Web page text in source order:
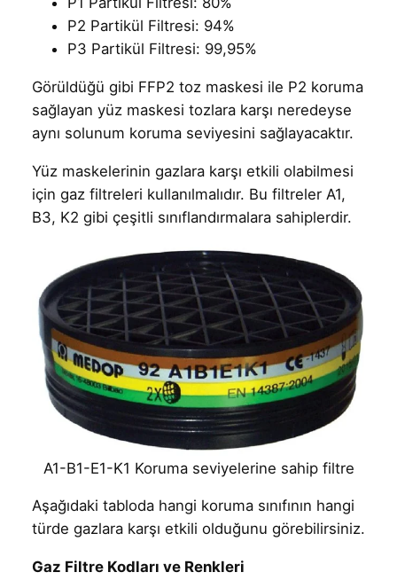
P2 Partikül Filtresi: 94%
P3 Partikül Filtresi: 99,95%
Görüldüğü gibi FFP2 toz maskesi ile P2 koruma
sağlayan yüz maskesi tozlara karşı neredeyse
aynı solunum koruma seviyesini sağlayacaktır.
Yüz maskelerinin gazlara karşı etkili olabilmesi
için gaz filtreleri kullanılmalıdır. Bu filtreler A1,
B3, K2 gibi çeşitli sınıflandırmalara sahiplerdir.
A1-B1-E1-K1 Koruma seviyelerine sahip filtre
Aşağıdaki tabloda hangi koruma sınıfının hangi
türde gazlara karşı etkili olduğunu görebilirsiniz.
Gaz Filtre Kodları ve Renkleri